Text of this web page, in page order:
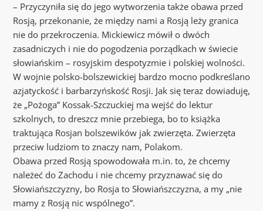
– Przyczyniła się do jego wytworzenia także obawa przed
Rosją, przekonanie, że między nami a Rosją leży granica
nie do przekroczenia. Mickiewicz mówił o dwóch
zasadniczych i nie do pogodzenia porządkach w świecie
słowiańskim – rosyjskim despotyzmie i polskiej wolności.
W wojnie polsko-bolszewickiej bardzo mocno podkreślano
azjatyckość i barbarzyńskość Rosji. Jak się teraz dowiaduję,
że „Pożoga” Kossak-Szczuckiej ma wejść do lektur
szkolnych, to dreszcz mnie przebiega, bo to książka
traktująca Rosjan bolszewików jak zwierzęta. Zwierzęta
przeciw ludziom to znaczy nam, Polakom.
Obawa przed Rosją spowodowała m.in. to, że chcemy
należeć do Zachodu i nie chcemy przyznawać się do
Słowiańszczyzny, bo Rosja to Słowiańszczyzna, a my „nie
mamy z Rosją nic wspólnego”.